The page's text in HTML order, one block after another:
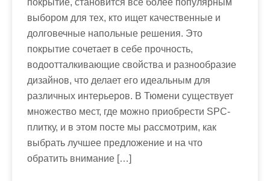
покрытие, становится все более популярным
выбором для тех, кто ищет качественные и
долговечные напольные решения. Это
покрытие сочетает в себе прочность,
водоотталкивающие свойства и разнообразие
дизайнов, что делает его идеальным для
различных интерьеров. В Тюмени существует
множество мест, где можно приобрести SPC-
плитку, и в этом посте мы рассмотрим, как
выбрать лучшее предложение и на что
обратить внимание […]